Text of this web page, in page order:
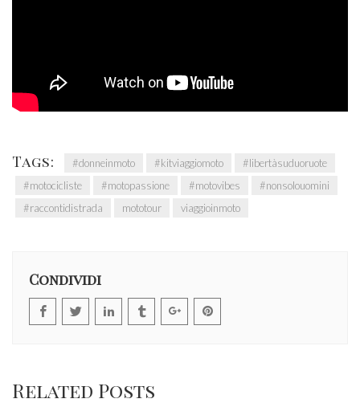
Tags: #donneinmoto #kitviaggiomoto
#libertàsuduoruote
#motocicliste
#motopassione #motovibes
#nonsolouomini
#raccontidistrada
mototour viaggioinmoto
Condividi
Related Posts